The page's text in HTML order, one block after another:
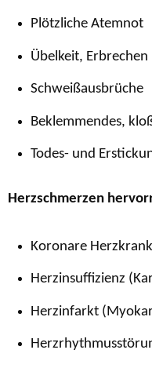
Plötzliche Atemnot
Übelkeit, Erbrechen
Schweißausbrüche
Beklemmendes,
Todes- und
Herzschmerzen
Koronare
Herzinsuffizienz
Herzinfarkt